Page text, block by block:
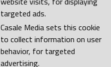
targeted ads.
Casale Media sets this cookie
to collect information on user
behavior, for targeted
advertising.